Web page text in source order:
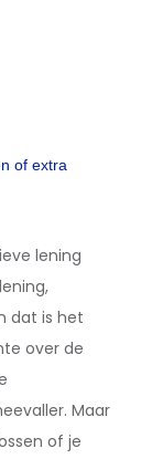
of extra
lening
dat is het
over de
Maar
of je